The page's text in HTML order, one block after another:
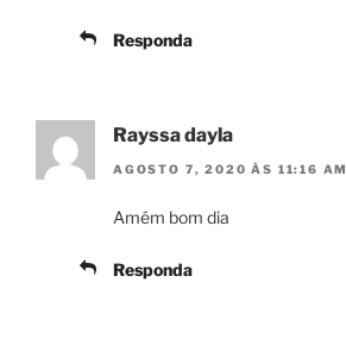
Responda
Rayssa dayla
AGOSTO 7, 2020 ÀS 11:16 AM
Amém bom dia
Responda